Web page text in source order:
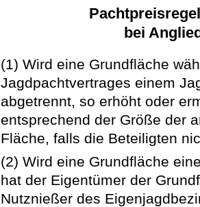
bei
(1) Wird eine Grundfläche
Jagdpachtvertrages einem
abgetrennt, so erhöht oder
entsprechend der Größe der
Fläche, falls die Beteiligten
(2) Wird eine Grundfläche
hat der Eigentümer der
Nutznießer des